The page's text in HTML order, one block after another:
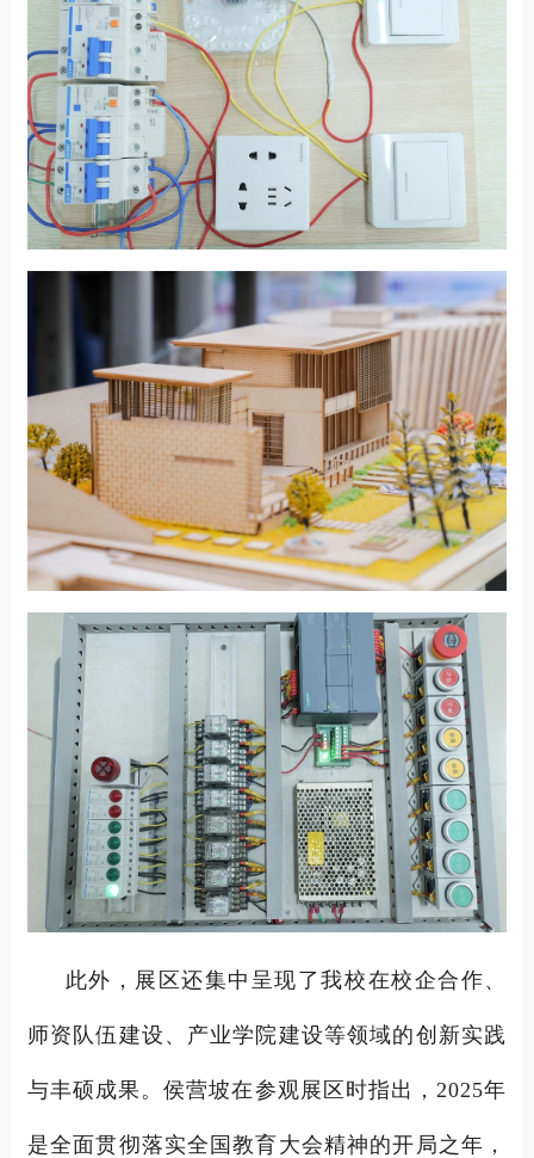
此外，展区还集中呈现了我校在校企合作、
师资队伍建设、产业学院建设等领域的创新实践
与丰硕成果。侯营坡在参观展区时指出，2025年
是全面贯彻落实全国教育大会精神的开局之年，